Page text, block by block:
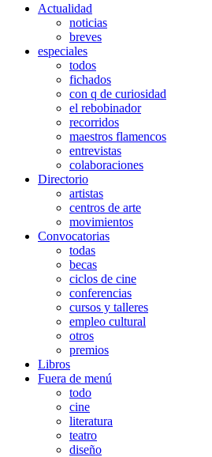
Actualidad
noticias
breves
especiales
todos
fichados
con q de curiosidad
el rebobinador
recorridos
maestros flamencos
entrevistas
colaboraciones
Directorio
artistas
centros de arte
movimientos
Convocatorias
todas
becas
ciclos de cine
conferencias
cursos y talleres
empleo cultural
otros
premios
Libros
Fuera de menú
todo
cine
literatura
teatro
diseño